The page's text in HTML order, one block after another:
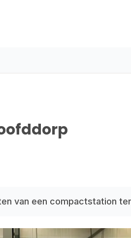
van een compactstation